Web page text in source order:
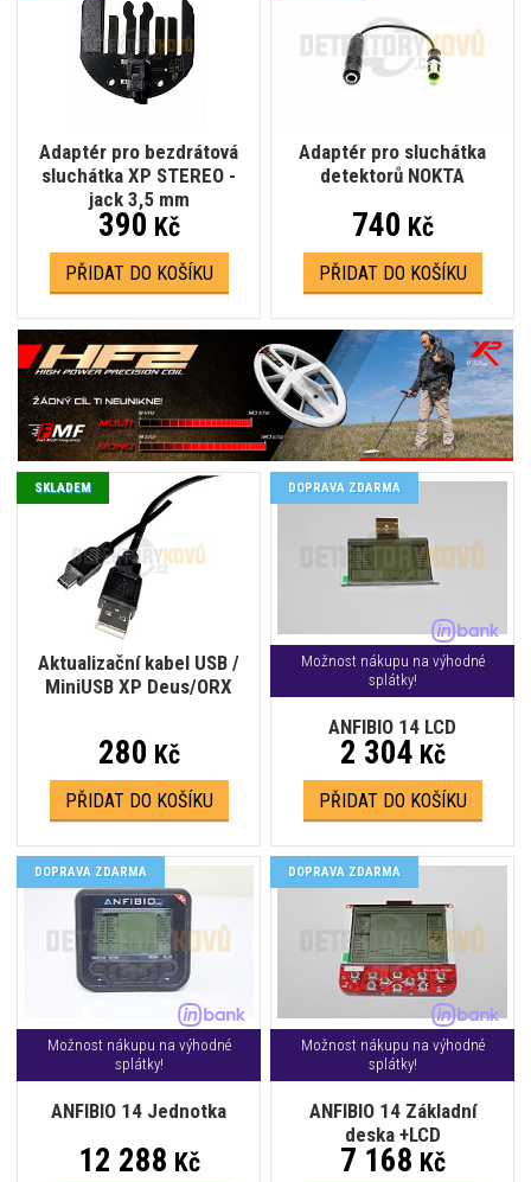
Adaptér pro bezdrátová
sluchátka XP STEREO -
jack 3,5 mm
390 Kč
PŘIDAT DO KOŠÍKU
Adaptér pro sluchátka
detektorů NOKTA
740 Kč
PŘIDAT DO KOŠÍKU
Aktualizační kabel USB /
MiniUSB XP Deus/ORX
SKLADEM
280 Kč
PŘIDAT DO KOŠÍKU
Možnost nákupu na výhodné
splátky!
ANFIBIO 14 LCD
DOPRAVA ZDARMA
2 304 Kč
PŘIDAT DO KOŠÍKU
Možnost nákupu na výhodné
splátky!
ANFIBIO 14 Jednotka
DOPRAVA ZDARMA
12 288 Kč
Možnost nákupu na výhodné
splátky!
ANFIBIO 14 Základní
deska +LCD
DOPRAVA ZDARMA
7 168 Kč